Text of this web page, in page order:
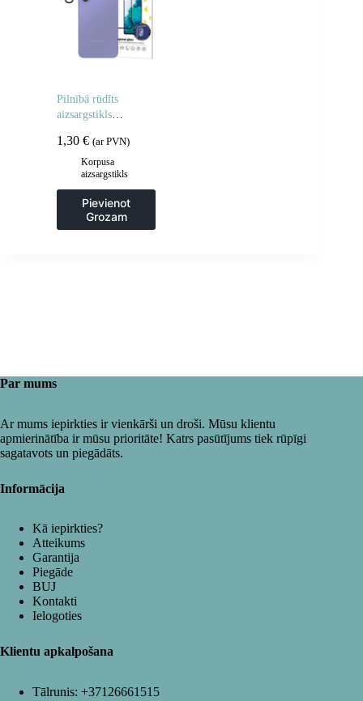
Pilnībā rūdīts
aizsargstikls
Edge pilnai kamerai
1,30 € (ar PVN)
Korpusa
aizsargstikls
Pievienot
Grozam
Par mums
Ar mums iepirkties ir vienkārši un droši. Mūsu klientu
apmierinātība ir mūsu prioritāte! Katrs pasūtījums tiek rūpīgi
sagatavots un piegādāts.
Informācija
Kā iepirkties?
Atteikums
Garantija
Piegāde
BUJ
Kontakti
Ielogoties
Klientu apkalpošana
Tālrunis: +37126661515